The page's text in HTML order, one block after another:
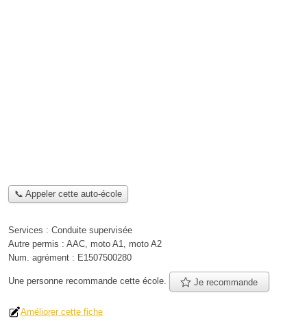
📞 Appeler cette auto-école
Services : Conduite supervisée
Autre permis : AAC, moto A1, moto A2
Num. agrément : E1507500280
Une personne recommande cette école. Je recommande
Améliorer cette fiche